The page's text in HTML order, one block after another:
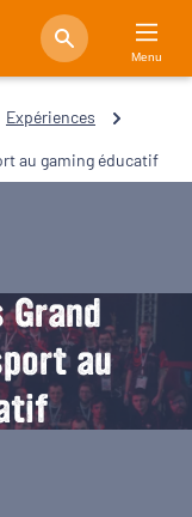
Menu
Expériences
au gaming éducatif
au